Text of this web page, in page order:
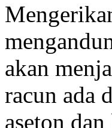
akan
racun ada
aseton